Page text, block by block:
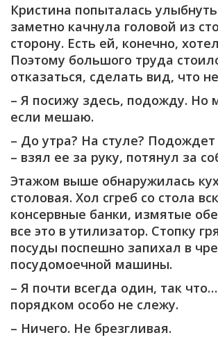
Кристина попыталась
заметно качнула головой из
сторону. Есть ей, конечно,
Поэтому большого труда
отказаться, сделать вид, что
– Я посижу здесь, подожду. Но
если мешаю.
– До утра? На стуле?
– взял ее за руку, потянул за
Этажом выше обнаружилась
столовая. Хол сгреб со стола
консервные банки, измятые
все это в утилизатор. Стопку
посуды поспешно запихал в
посудомоечной машины.
– Я почти всегда один, так
порядком особо не слежу.
– Ничего. Не брезгливая.